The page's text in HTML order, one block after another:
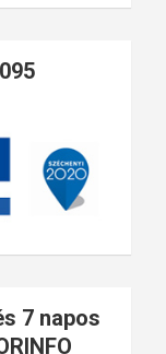
7 napos